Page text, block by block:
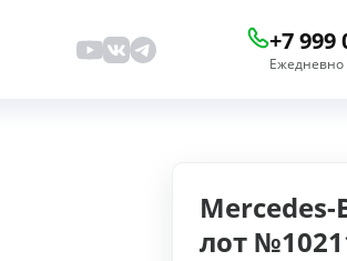
+7 999
Ежедневно
Mercedes-
лот